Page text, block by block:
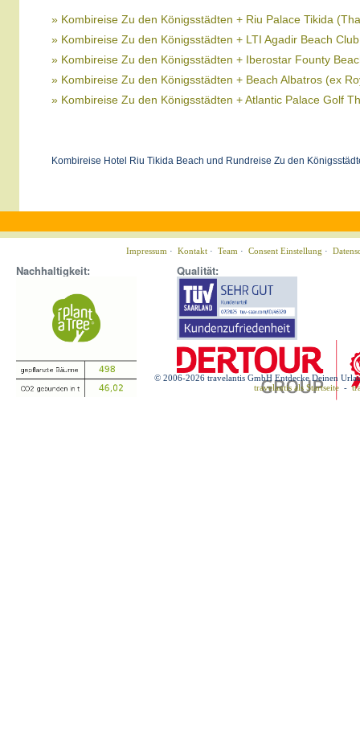
» Kombireise Zu den Königsstädten + Riu Palace Tikida
» Kombireise Zu den Königsstädten + LTI Agadir Beach Club
» Kombireise Zu den Königsstädten + Iberostar Founty
» Kombireise Zu den Königsstädten + Beach Albatros (ex
» Kombireise Zu den Königsstädten + Atlantic Palace Golf
Kombireise Hotel Riu Tikida Beach und Rundreise Zu den
Impressum · Kontakt · Team · Consent Einstellung ·
Nachhaltigkeit: Qualität:
© 2006-2026 travelantis GmbH Entdecke Deinen
travelantis als Startseite -